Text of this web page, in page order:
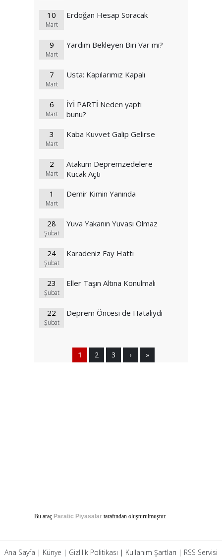
10
Mart
Erdoğan Hesap Soracak
9
Mart
Yardım Bekleyen Biri Var mı?
7
Mart
Usta: Kapılarımız Kapalı
6
Mart
İYİ PARTİ Neden yaptı
bunu?
3
Mart
Kaba Kuvvet Galip Gelirse
2
Mart
Atakum Depremzedelere
Kucak Açtı
1
Mart
Demir Kimin Yanında
28
Şubat
Yuva Yakanın Yuvası Olmaz
24
Şubat
Karadeniz Fay Hattı
23
Şubat
Eller Taşın Altına Konulmalı
22
Şubat
Deprem Öncesi de Hatalıydı
1 2 3 › »
Bu araç Paratic Piyasalar tarafından oluşturulmuştur.
Ana Sayfa | Künye | Gizlilik Politikası | Kullanım Şartları | RSS Servisi